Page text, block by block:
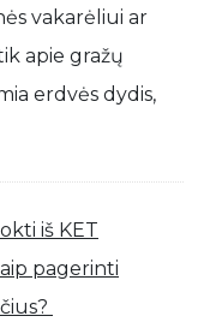
vakarėliui ar
apie gražų
erdvės dydis,
iš KET
pagerinti